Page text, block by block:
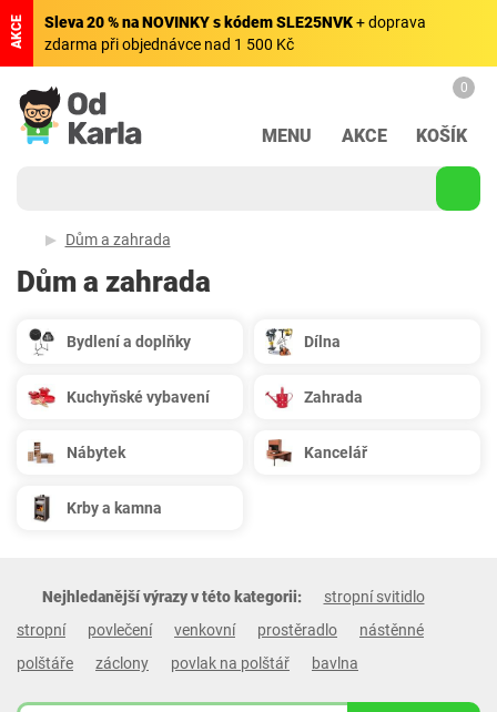
AKCE Sleva 20 % na NOVINKY s kódem SLE25NVK+ doprava
zdarma při objednávce nad 1 500 Kč
MENU AKCE
0
KOŠÍK
Dům a zahrada
Dům a zahrada
Bydlení a doplňky Dílna
Kuchyňské vybavení Zahrada
Nábytek Kancelář
Krby a kamna
Nejhledanější výrazy v této kategorii:
stropní svitidlo
stropní
povlečení venkovní prostěradlo
nástěnné
polštáře
záclony povlak na polštář bavlna